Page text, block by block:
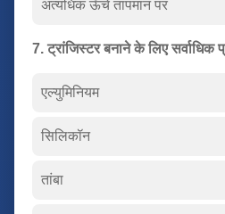
अत्यधिक ऊँचें तापमान पर
7. ट्रांजिस्टर बनाने के लिए सर्वाधिक
एल्युमिनियम
सिलिकॉन
तांबा